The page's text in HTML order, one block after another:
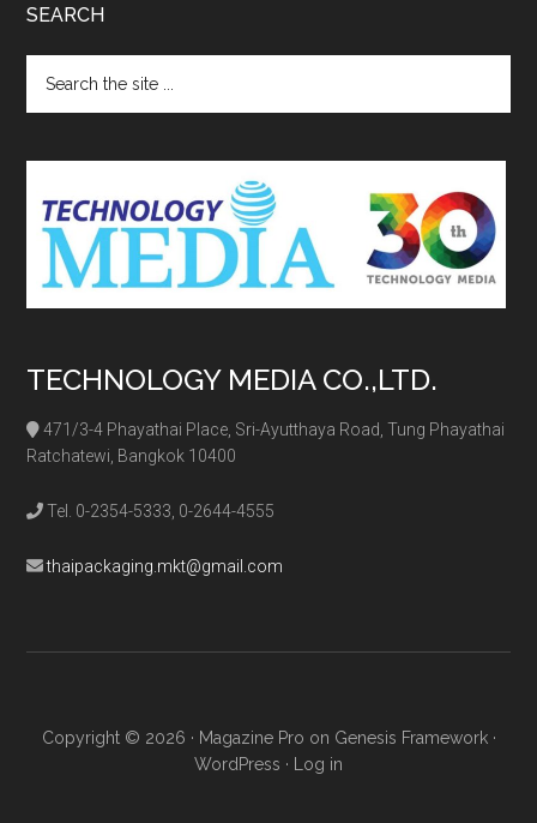
SEARCH
the
TECHNOLOGY MEDIA CO.,LTD.
471/3-4 Phayathai Place, Sri-Ayutthaya Road, Tung Phayathai
Ratchatewi, Bangkok 10400
Tel. 0-2354-5333, 0-2644-4555
thaipackaging.mkt@gmail.com
Copyright © 2026 · Magazine Pro on Genesis Framework·
WordPress · Log in